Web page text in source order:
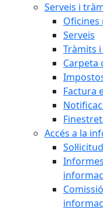
Serveis i
Oficines
Serveis
Tràmits
Carpeta
Factura
Accés a la